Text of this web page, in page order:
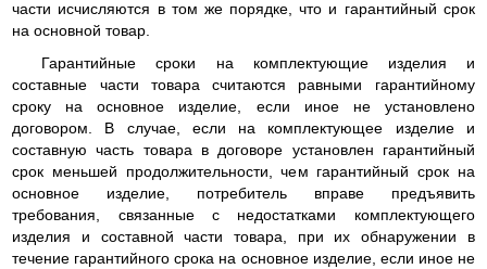
части исчисляются в том же порядке, что и гарантийный срок
на основной товар.
Гарантийные сроки на комплектующие изделия и
составные части товара считаются равными гарантийному
сроку на основное изделие, если иное не установлено
договором. В случае, если на комплектующее изделие и
составную часть товара в договоре установлен гарантийный
срок меньшей продолжительности, чем гарантийный срок на
основное изделие, потребитель вправе предъявить
требования, связанные с недостатками комплектующего
изделия и составной части товара, при их обнаружении в
течение гарантийного срока на основное изделие, если иное не